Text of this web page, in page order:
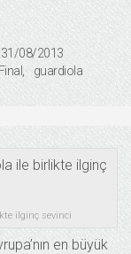
31/08/2013
Final guardiola
ilginç sevinci
en büyük